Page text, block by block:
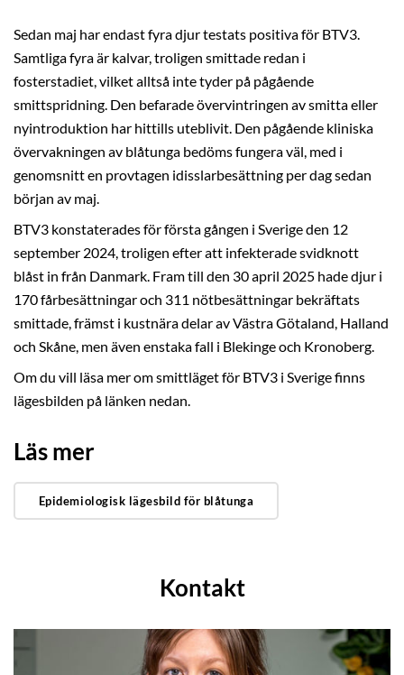
Sedan maj har endast fyra djur testats positiva för BTV3.
Samtliga fyra är kalvar, troligen smittade redan i
fosterstadiet, vilket alltså inte tyder på pågående
smittspridning. Den befarade övervintringen av smitta eller
nyintroduktion har hittills uteblivit. Den pågående kliniska
övervakningen av blåtunga bedöms fungera väl, med i
genomsnitt en provtagen idisslarbesättning per dag sedan
början av maj.
BTV3 konstaterades för första gången i Sverige den 12
september 2024, troligen efter att infekterade svidknott
blåst in från Danmark. Fram till den 30 april 2025 hade djur i
170 fårbesättningar och 311 nötbesättningar bekräftats
smittade, främst i kustnära delar av Västra Götaland, Halland
och Skåne, men även enstaka fall i Blekinge och Kronoberg.
Om du vill läsa mer om smittläget för BTV3 i Sverige finns
lägesbilden på länken nedan.
Läs mer
Epidemiologisk lägesbild för blåtunga
Kontakt